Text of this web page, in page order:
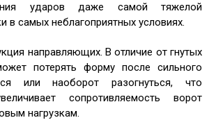
ударов даже самой тяжелой
в самых неблагоприятных условиях.
направляющих. В отличие от гнутых
потерять форму после сильного
или наоборот разогнуться, что
сопротивляемость ворот
нагрузкам.